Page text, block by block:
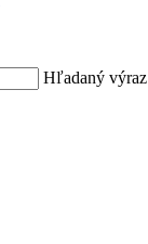
Hľadaný výraz